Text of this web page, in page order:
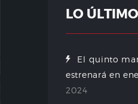
LO ÚLTIMO
El quinto
estrenará en
2024